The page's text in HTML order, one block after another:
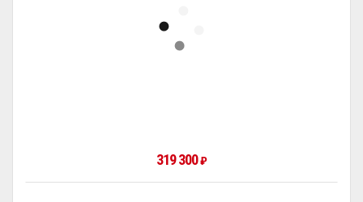
319 300₽